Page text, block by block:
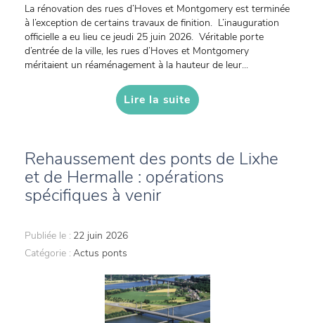
La rénovation des rues d’Hoves et Montgomery est terminée
à l’exception de certains travaux de finition. L’inauguration
officielle a eu lieu ce jeudi 25 juin 2026. Véritable porte
d’entrée de la ville, les rues d’Hoves et Montgomery
méritaient un réaménagement à la hauteur de leur...
Lire la suite
Rehaussement des ponts de Lixhe
et de Hermalle : opérations
spécifiques à venir
Publiée le : 22 juin 2026
Catégorie : Actus ponts